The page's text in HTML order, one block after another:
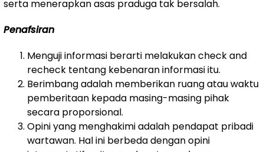
serta menerapkan asas praduga tak bersalah.
Penafsiran
Menguji informasi berarti melakukan check and
recheck tentang kebenaran informasi itu.
Berimbang adalah memberikan ruang atau waktu
pemberitaan kepada masing-masing pihak
secara proporsional.
Opini yang menghakimi adalah pendapat pribadi
wartawan. Hal ini berbeda dengan opini